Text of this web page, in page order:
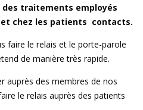
traitements employés
chez les patients contacts.
faire le relais et le porte-parole
de manière très rapide.
auprès des membres de nos
le relais auprès des patients